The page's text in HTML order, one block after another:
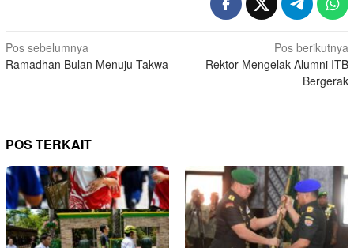
Navigasi
pos
Pos sebelumnya
Ramadhan Bulan Menuju Takwa
Pos berikutnya
Rektor Mengelak Alumni ITB
Bergerak
POS TERKAIT